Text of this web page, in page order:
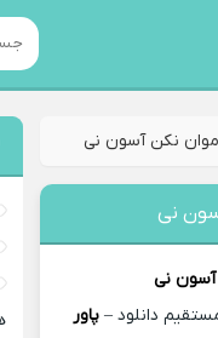
موان نکن آسون نی
نی
آسون نی
دانلود – پاور